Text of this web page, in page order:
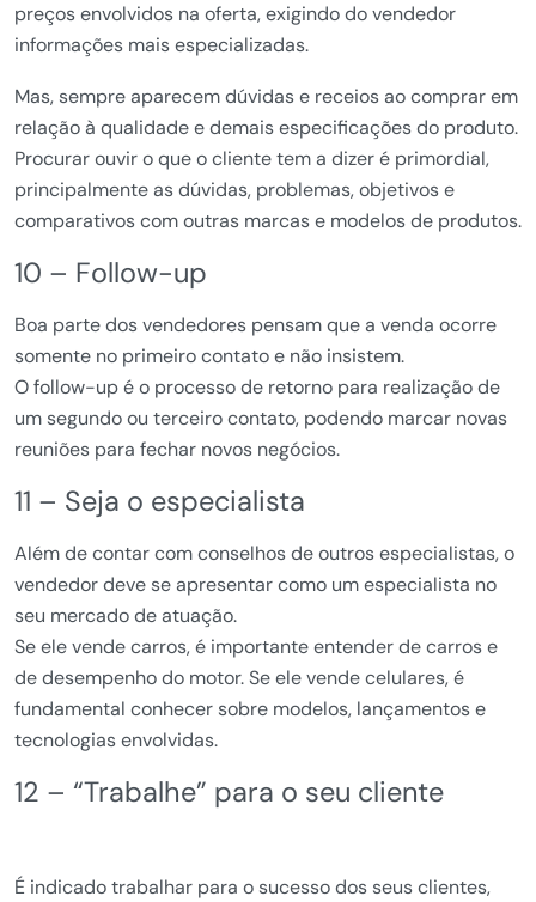
preços envolvidos na oferta, exigindo do vendedor
informações mais especializadas.
Mas, sempre aparecem dúvidas e receios ao comprar em
relação à qualidade e demais especificações do produto.
Procurar ouvir o que o cliente tem a dizer é primordial,
principalmente as dúvidas, problemas, objetivos e
comparativos com outras marcas e modelos de produtos.
10 – Follow-up
Boa parte dos vendedores pensam que a venda ocorre
somente no primeiro contato e não insistem.
O follow-up é o processo de retorno para realização de
um segundo ou terceiro contato, podendo marcar novas
reuniões para fechar novos negócios.
11 – Seja o especialista
Além de contar com conselhos de outros especialistas, o
vendedor deve se apresentar como um especialista no
seu mercado de atuação.
Se ele vende carros, é importante entender de carros e
de desempenho do motor. Se ele vende celulares, é
fundamental conhecer sobre modelos, lançamentos e
tecnologias envolvidas.
12 – “Trabalhe” para o seu cliente
É indicado trabalhar para o sucesso dos seus clientes,